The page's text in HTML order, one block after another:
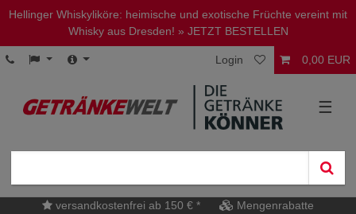
Hellinger Whiskyliköre: heimische und exotische Früchte vereint mit
Whisky aus Dresden! » JETZT BESTELLEN
Login 0,00 EUR
☰
versandkostenfrei ab 150 € *
Mengenrabatte